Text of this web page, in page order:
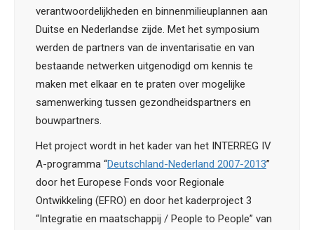
verantwoordelijkheden en binnenmilieuplannen aan
Duitse en Nederlandse zijde. Met het symposium
werden de partners van de inventarisatie en van
bestaande netwerken uitgenodigd om kennis te
maken met elkaar en te praten over mogelijke
samenwerking tussen gezondheidspartners en
bouwpartners.
Het project wordt in het kader van het INTERREG IV
A-programma “Deutschland-Nederland 2007-2013”
door het Europese Fonds voor Regionale
Ontwikkeling (EFRO) en door het kaderproject 3
“Integratie en maatschappij / People to People” van